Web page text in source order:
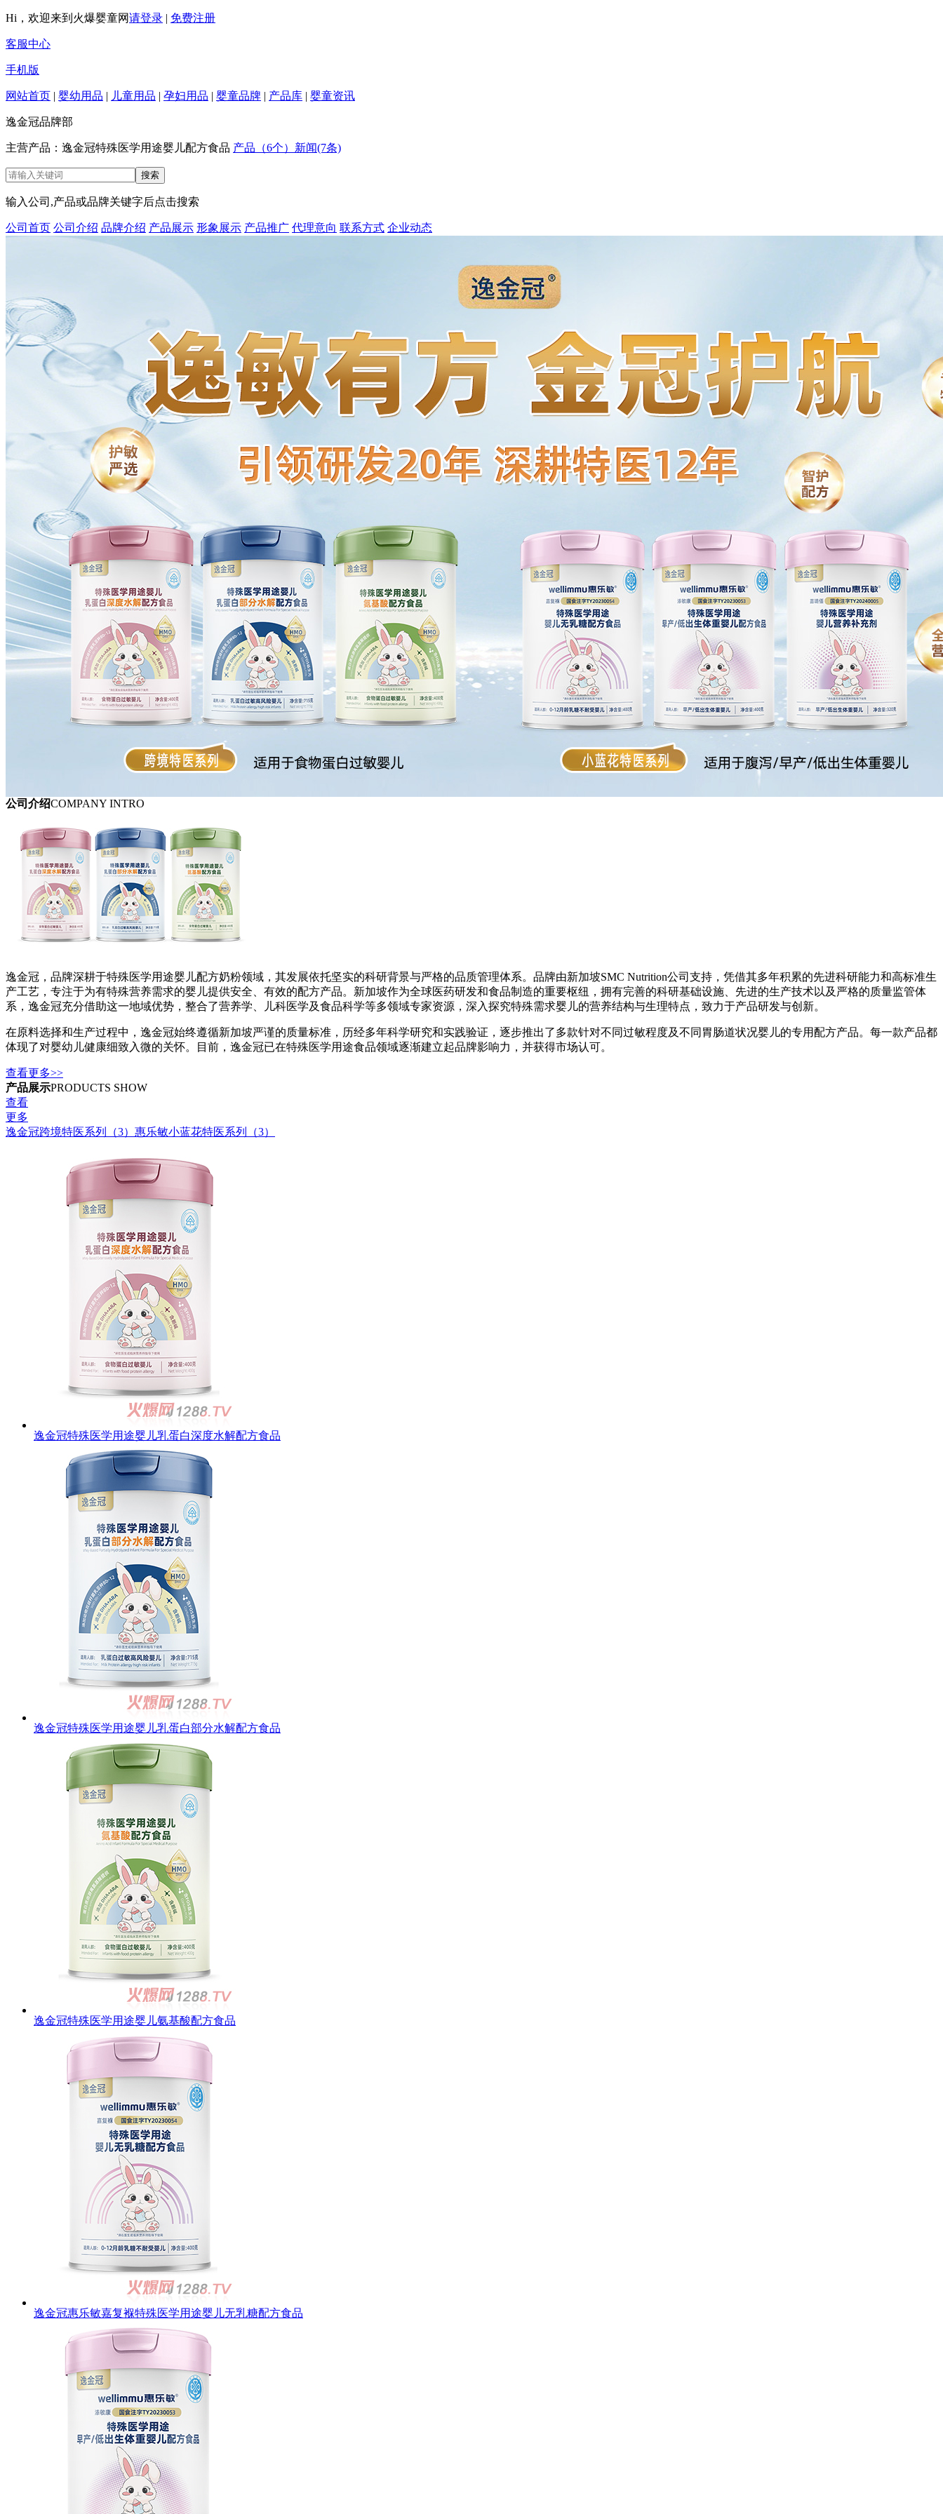
Hi，欢迎来到火爆婴童网请登录 | 免费注册
客服中心
手机版
网站首页 | 婴幼用品 | 儿童用品 | 孕妇用品 | 婴童品牌 | 产品库 | 婴童资讯
逸金冠品牌部
主营产品：逸金冠特殊医学用途婴儿配方食品 产品（6个） 新闻(7条)
输入公司,产品或品牌关键字后点击搜索
公司首页 公司介绍 品牌介绍 产品展示 形象展示 产品推广 代理意向 联系方式 企业动态
公司介绍COMPANY INTRO
逸金冠，品牌深耕于特殊医学用途婴儿配方奶粉领域，其发展依托坚实的科研背景与严格的品质管理体系。品牌由新加坡SMC Nutrition公司支持，凭借其多年积累的先进科研能力和高标准生
产工艺，专注于为有特殊营养需求的婴儿提供安全、有效的配方产品。新加坡作为全球医药研发和食品制造的重要枢纽，拥有完善的科研基础设施、先进的生产技术以及严格的质量监管体
系，逸金冠充分借助这一地域优势，整合了营养学、儿科医学及食品科学等多领域专家资源，深入探究特殊需求婴儿的营养结构与生理特点，致力于产品研发与创新。
在原料选择和生产过程中，逸金冠始终遵循新加坡严谨的质量标准，历经多年科学研究和实践验证，逐步推出了多款针对不同过敏程度及不同胃肠道状况婴儿的专用配方产品。每一款产品都
体现了对婴幼儿健康细致入微的关怀。目前，逸金冠已在特殊医学用途食品领域逐渐建立起品牌影响力，并获得市场认可。
查看更多>>
产品展示PRODUCTS SHOW
查看
更多
逸金冠跨境特医系列（3） 惠乐敏小蓝花特医系列（3）
逸金冠特殊医学用途婴儿乳蛋白深度水解配方食品
逸金冠特殊医学用途婴儿乳蛋白部分水解配方食品
逸金冠特殊医学用途婴儿氨基酸配方食品
逸金冠惠乐敏嘉复褓特殊医学用途婴儿无乳糖配方食品